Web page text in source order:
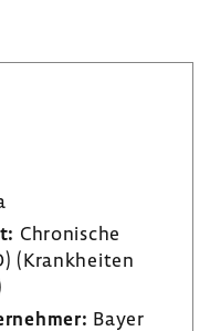
Chro­ni­sche
(Krank­heiten
Bayer